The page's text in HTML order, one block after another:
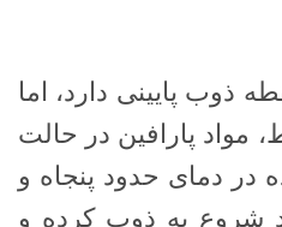
ذوب پایینی دارد، اما
مواد پارافین در حالت
در دمای حدود پنجاه و
شروع به ذوب کرده و